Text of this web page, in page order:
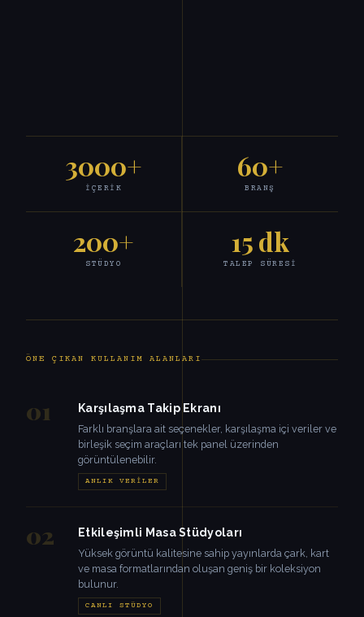
3000+
İÇERIK
60+
BRANŞ
200+
STÜDYO
15 dk
TALEP SÜRESI
ÖNE ÇIKAN KULLANIM ALANLARI
01 Karşılaşma Takip Ekranı
Farklı branşlara ait seçenekler, karşılaşma içi veriler ve
birleşik seçim araçları tek panel üzerinden
görüntülenebilir.
ANLIK VERILER
02 Etkileşimli Masa Stüdyoları
Yüksek görüntü kalitesine sahip yayınlarda çark, kart
ve masa formatlarından oluşan geniş bir koleksiyon
bulunur.
CANLI STÜDYO